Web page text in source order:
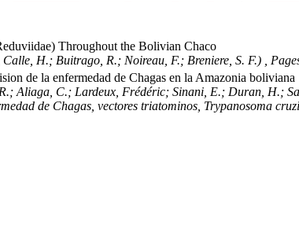
Throughout the Bolivian Chaco
H.; Buitrago, R.; Noireau, F.; Breniere, S. F.)
,
de la enfermedad de Chagas en la Amazonia boliviana
Aliaga, C.; Lardeux, Frédéric; Sinani, E.; Duran, H.;
de Chagas, vectores triatominos, Trypanosoma